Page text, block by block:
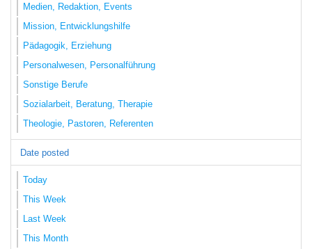
Medien, Redaktion, Events
Mission, Entwicklungshilfe
Pädagogik, Erziehung
Personalwesen, Personalführung
Sonstige Berufe
Sozialarbeit, Beratung, Therapie
Theologie, Pastoren, Referenten
Date posted
Today
This Week
Last Week
This Month